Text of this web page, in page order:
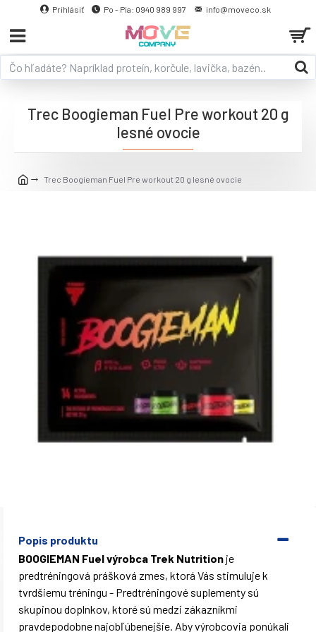
Prihlásiť Po - Pia: 0940 989 997 info@moveco.sk
Trec Boogieman Fuel Pre workout 20 g lesné ovocie
Trec Boogieman Fuel Pre workout 20 g
lesné ovocie
Popis produktu
BOOGIEMAN Fuel výrobca Trek Nutrition je
predtréningová prášková zmes, ktorá Vás stimuluje k
tvrdšiemu tréningu - Predtréningové suplementy sú
skupinou doplnkov, ktoré sú medzi zákazníkmi
pravdepodobne najobľúbenejšie. Aby výrobcovia ponúkali